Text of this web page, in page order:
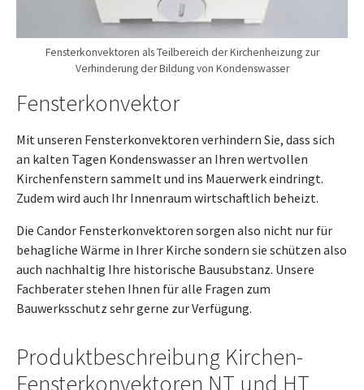
Fensterkonvektoren als Teilbereich der Kirchenheizung zur
Verhinderung der Bildung von Kondenswasser
Fensterkonvektor
Mit unseren Fensterkonvektoren verhindern Sie, dass sich
an kalten Tagen Kondenswasser an Ihren wertvollen
Kirchenfenstern sammelt und ins Mauerwerk eindringt.
Zudem wird auch Ihr Innenraum wirtschaftlich beheizt.
Die Candor Fensterkonvektoren sorgen also nicht nur für
behagliche Wärme in Ihrer Kirche sondern sie schützen also
auch nachhaltig Ihre historische Bausubstanz. Unsere
Fachberater stehen Ihnen für alle Fragen zum
Bauwerksschutz sehr gerne zur Verfügung.
Produktbeschreibung Kirchen-
Fensterkonvektoren NT und HT